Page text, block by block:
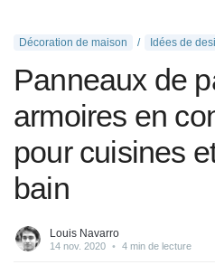
Décoration de maison Idées de
Panneaux de
armoires en
pour cuisines
bain
Louis Navarro
14 nov. 2020 • 4 min de lecture